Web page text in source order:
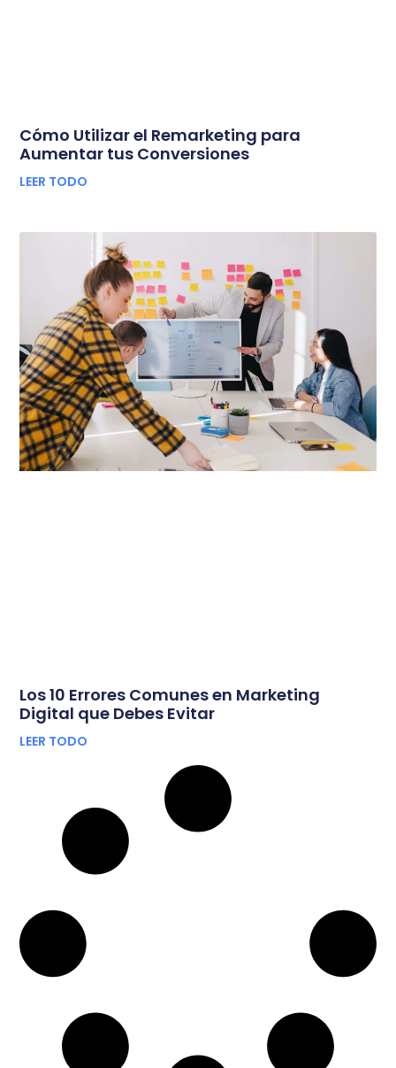
Cómo Utilizar el Remarketing para
Aumentar tus Conversiones
LEER TODO
Los 10 Errores Comunes en Marketing
Digital que Debes Evitar
LEER TODO